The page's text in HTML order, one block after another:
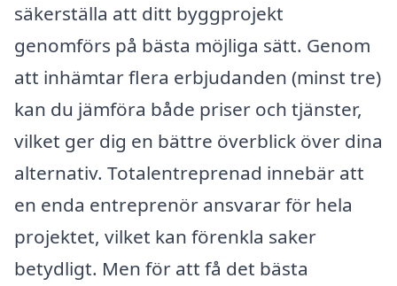
säkerställa att ditt byggprojekt
genomförs på bästa möjliga sätt. Genom
att inhämtar flera erbjudanden (minst tre)
kan du jämföra både priser och tjänster,
vilket ger dig en bättre överblick över dina
alternativ. Totalentreprenad innebär att
en enda entreprenör ansvarar för hela
projektet, vilket kan förenkla saker
betydligt. Men för att få det bästa